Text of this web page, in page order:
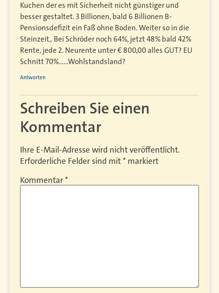
Kuchen der es mit Sicherheit nicht günstiger und
besser gestaltet. 3 Billionen, bald 6 Billionen B-
Pensionsdefizit ein Faß ohne Boden. Weiter so in die
Steinzeit,. Bei Schröder noch 64%, jetzt 48% bald 42%
Rente, jede 2. Neurente unter € 800,00 alles GUT? EU
Schnitt 70%……Wohlstandsland?
Antworten
Schreiben Sie einen
Kommentar
Ihre E-Mail-Adresse wird nicht veröffentlicht.
Erforderliche Felder sind mit* markiert
Kommentar*